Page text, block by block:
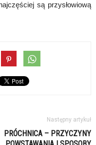
są przysłowiową
Następny artykuł
PRÓCHNICA – PRZYCZYNY